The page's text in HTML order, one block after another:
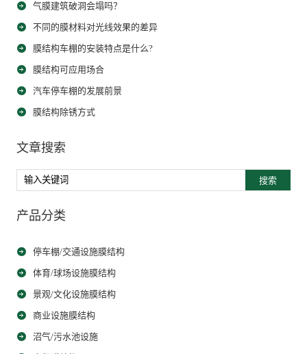
气膜建筑破洞会塌吗？
不同的膜材料对光线效果的差异
膜结构车棚的安装特点是什么?
膜结构可应用场合
汽车停车棚的发展前景
膜结构除锈方式
文章搜索
搜索
产品分类
停车棚/交通设施膜结构
体育/球场设施膜结构
景观/文化设施膜结构
商业设施膜结构
沼气/污水池设施